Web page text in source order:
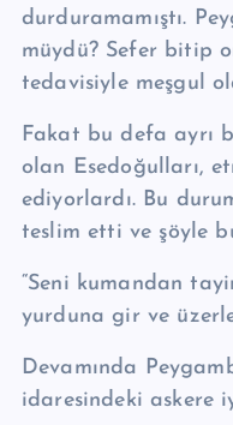
durduramamıştı.
müydü? Sefer bitip
teda­visiyle meşgul
Fakat bu defa ayrı
olan Esedoğulları,
ediyorlardı. Bu
teslim etti ve şöyle
“Seni kumandan
yurduna gir ve
Devamında
idaresindeki askere